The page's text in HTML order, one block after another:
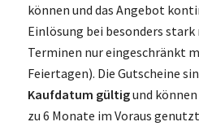
können und das Angebot
Einlösung bei besonders
Terminen nur eingeschränkt
Feiertagen). Die Gutscheine
Kaufdatum gültigund
zu 6 Monate im Voraus